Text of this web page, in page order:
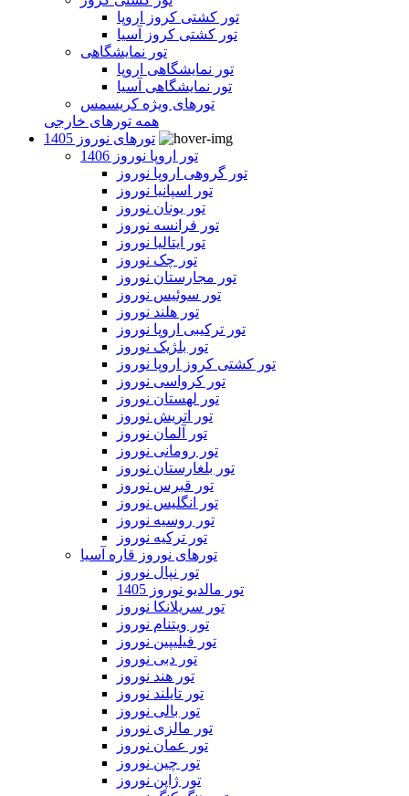
تور کشتی کروز اروپا
تور کشتی کروز آسیا
تور نمایشگاهی
تور نمایشگاهی اروپا
تور نمایشگاهی آسیا
تورهای ویژه کریسمس
همه تورهای خارجی
تورهای نوروز 1405
تور اروپا نوروز 1406
تور گروهی اروپا نوروز
تور اسپانیا نوروز
تور یونان نوروز
تور فرانسه نوروز
تور ایتالیا نوروز
تور چک نوروز
تور مجارستان نوروز
تور سوئیس نوروز
تور هلند نوروز
تور ترکیبی اروپا نوروز
تور بلژیک نوروز
تور کشتی کروز اروپا نوروز
تور کرواسی نوروز
تور لهستان نوروز
تور اتریش نوروز
تور آلمان نوروز
تور رومانی نوروز
تور بلغارستان نوروز
تور قبرس نوروز
تور انگلیس نوروز
تور روسیه نوروز
تور ترکیه نوروز
تورهای نوروز قاره آسیا
تور نپال نوروز
تور مالدیو نوروز 1405
تور سریلانکا نوروز
تور ویتنام نوروز
تور فیلیپین نوروز
تور دبی نوروز
تور هند نوروز
تور تایلند نوروز
تور بالی نوروز
تور مالزی نوروز
تور عمان نوروز
تور چین نوروز
تور ژاپن نوروز